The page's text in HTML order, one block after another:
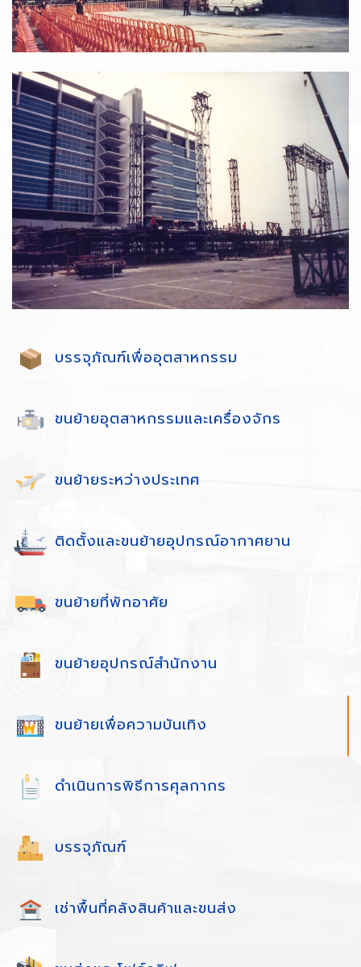
บรรจุภัณฑ์เพื่ออุตสาหกรรม
ขนย้ายอุตสาหกรรมและเครื่องจักร
ขนย้ายระหว่างประเทศ
ติดตั้งและขนย้ายอุปกรณ์อากาศยาน
ขนย้ายที่พักอาศัย
ขนย้ายอุปกรณ์สำนักงาน
ขนย้ายเพื่อความบันเทิง
ดำเนินการพิธีการศุลกากร
บรรจุภัณฑ์
เช่าพื้นที่คลังสินค้าและขนส่ง